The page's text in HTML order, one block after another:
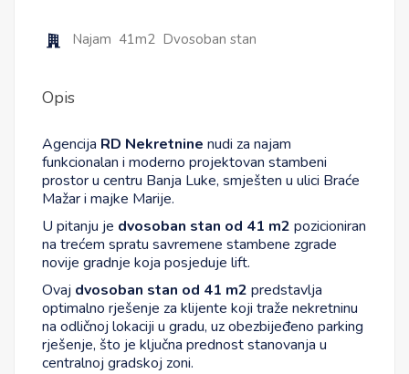
Najam 41m2 Dvosoban stan
Opis
Agencija RD Nekretnine nudi za najam
funkcionalan i moderno projektovan stambeni
prostor u centru Banja Luke, smješten u ulici Braće
Mažar i majke Marije.
U pitanju je dvosoban stan od 41 m2 pozicioniran
na trećem spratu savremene stambene zgrade
novije gradnje koja posjeduje lift.
Ovaj dvosoban stan od 41 m2 predstavlja
optimalno rješenje za klijente koji traže nekretninu
na odličnoj lokaciji u gradu, uz obezbijeđeno parking
rješenje, što je ključna prednost stanovanja u
centralnoj gradskoj zoni.